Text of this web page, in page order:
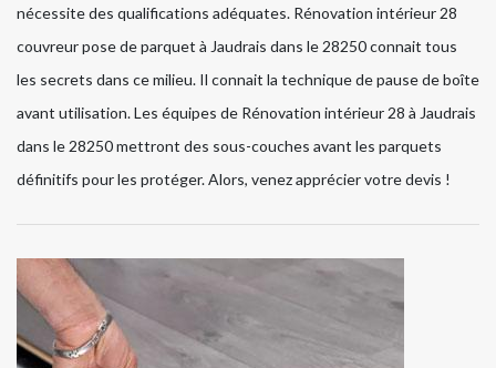
nécessite des qualifications adéquates. Rénovation intérieur 28
couvreur pose de parquet à Jaudrais dans le 28250 connait tous
les secrets dans ce milieu. Il connait la technique de pause de boîte
avant utilisation. Les équipes de Rénovation intérieur 28 à Jaudrais
dans le 28250 mettront des sous-couches avant les parquets
définitifs pour les protéger. Alors, venez apprécier votre devis !